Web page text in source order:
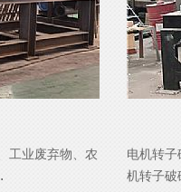
工业废弃物、农
电机转
机转子